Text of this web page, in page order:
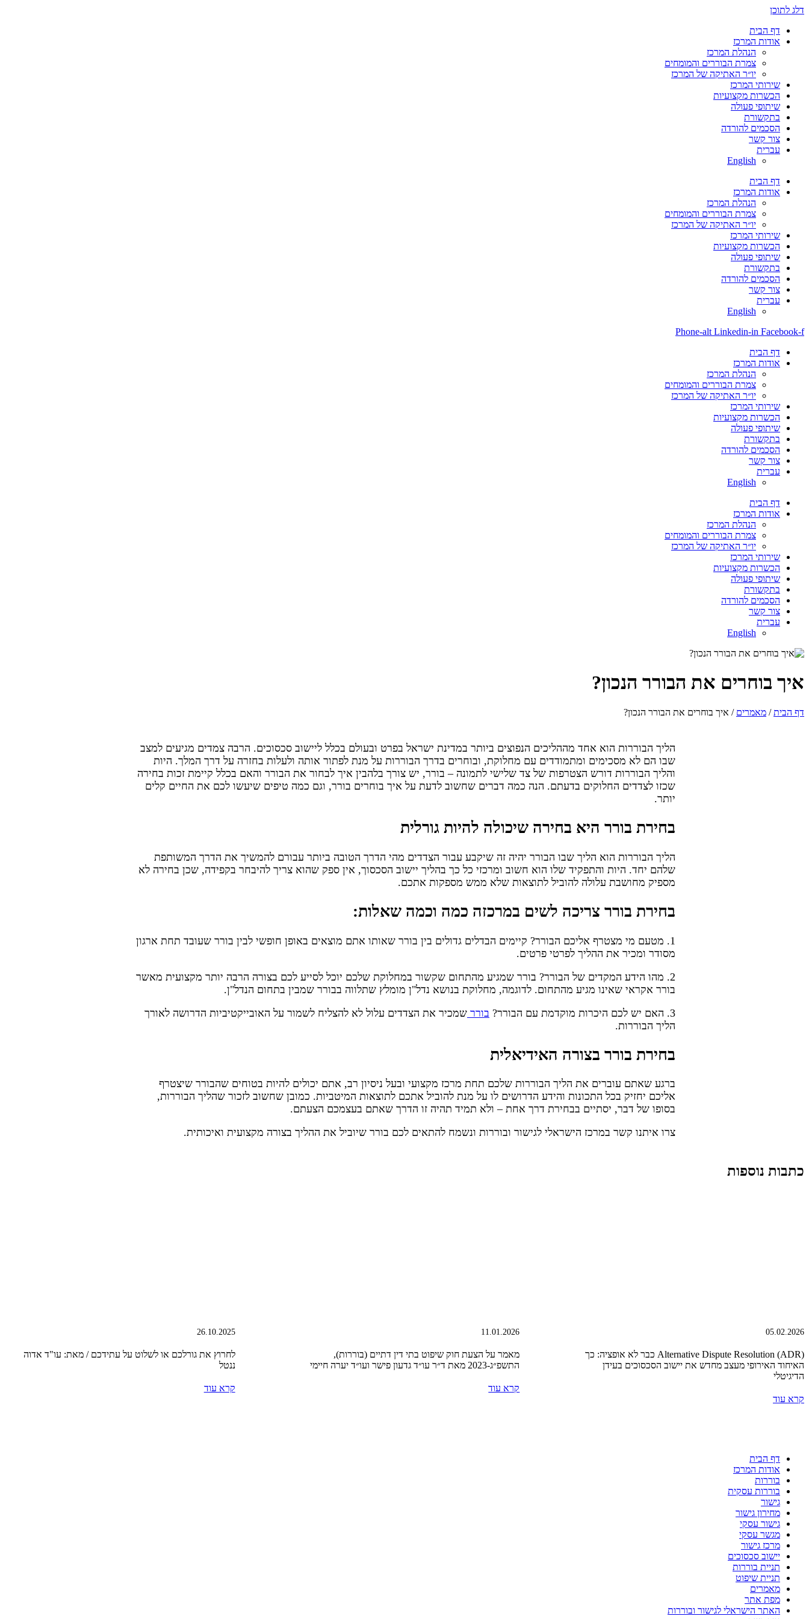
דלג לתוכן
דף הבית
אודות המרכז
הנהלת המרכז
צמרת הבוררים והמומחים
יו״ר האתיקה של המרכז
שירותי המרכז
הכשרות מקצועיות
שיתופי פעולה
בתקשורת
הסכמים להורדה
צור קשר
עברית
English
דף הבית
אודות המרכז
הנהלת המרכז
צמרת הבוררים והמומחים
יו״ר האתיקה של המרכז
שירותי המרכז
הכשרות מקצועיות
שיתופי פעולה
בתקשורת
הסכמים להורדה
צור קשר
עברית
English
Phone-alt Linkedin-in Facebook-f
דף הבית
אודות המרכז
הנהלת המרכז
צמרת הבוררים והמומחים
יו״ר האתיקה של המרכז
שירותי המרכז
הכשרות מקצועיות
שיתופי פעולה
בתקשורת
הסכמים להורדה
צור קשר
עברית
English
דף הבית
אודות המרכז
הנהלת המרכז
צמרת הבוררים והמומחים
יו״ר האתיקה של המרכז
שירותי המרכז
הכשרות מקצועיות
שיתופי פעולה
בתקשורת
הסכמים להורדה
צור קשר
עברית
English
איך בוחרים את הבורר הנכון?
דף הבית/ מאמרים / איך בוחרים את הבורר הנכון?
הליך הבוררות הוא אחד מההליכים הנפוצים ביותר במדינת ישראל בפרט ובעולם בכלל ליישוב סכסוכים. הרבה צמדים מגיעים למצב
שבו הם לא מסכימים ומתמודדים עם מחלוקת, ובוחרים בדרך הבוררות על מנת לפתור אותה ולעלות בחזרה על דרך המלך. היות
והליך הבוררות דורש הצטרפות של צד שלישי לתמונה – בורר, יש צורך בלהבין איך לבחור את הבורר והאם בכלל קיימת זכות בחירה
שכזו לצדדים החלוקים בדעתם. הנה כמה דברים שחשוב לדעת על איך בוחרים בורר, וגם כמה טיפים שיעשו לכם את החיים קלים
יותר.
בחירת בורר היא בחירה שיכולה להיות גורלית
הליך הבוררות הוא הליך שבו הבורר יהיה זה שיקבע עבור הצדדים מהי הדרך הטובה ביותר עבורם להמשיך את הדרך המשותפת
שלהם יחד. היות והתפקיד שלו הוא חשוב ומרכזי כל כך בהליך יישוב הסכסוך, אין ספק שהוא צריך להיבחר בקפידה, שכן בחירה לא
מספיק מחושבת עלולה להוביל לתוצאות שלא ממש מספקות אתכם.
בחירת בורר צריכה לשים במרכזה כמה וכמה שאלות:
1. מטעם מי מצטרף אליכם הבורר? קיימים הבדלים גדולים בין בורר שאותו אתם מוצאים באופן חופשי לבין בורר שעובד תחת ארגון
מסודר ומכיר את ההליך לפרטי פרטים.
2. מהו הידע המקדים של הבורר? בורר שמגיע מהתחום שקשור במחלוקת שלכם יוכל לסייע לכם בצורה הרבה יותר מקצועית מאשר
בורר אקראי שאינו מגיע מהתחום. לדוגמה, מחלוקת בנושא נדל"ן מומלץ שתלווה בבורר שמבין בתחום הנדל"ן.
3. האם יש לכם היכרות מוקדמת עם הבורר?
בורר שמכיר את הצדדים עלול לא להצליח לשמור על האובייקטיביות הדרושה לאורך
הליך הבוררות.
בחירת בורר בצורה האידיאלית
ברגע שאתם עוברים את הליך הבוררות שלכם תחת מרכז מקצועי ובעל ניסיון רב, אתם יכולים להיות בטוחים שהבורר שיצטרף
אליכם יחזיק בכל התכונות והידע הדרושים לו על מנת להוביל אתכם לתוצאות המיטביות. כמובן שחשוב לזכור שהליך הבוררות,
בסופו של דבר, יסתיים בבחירת דרך אחת – ולא תמיד תהיה זו הדרך שאתם בעצמכם הצעתם.
צרו איתנו קשר במרכז הישראלי לגישור ובוררות ונשמח להתאים לכם בורר שיוביל את ההליך בצורה מקצועית ואיכותית.
כתבות נוספות
05.02.2026
Alternative Dispute Resolution (ADR) כבר לא אופציה: כך
האיחוד האירופי מעצב מחדש את יישוב הסכסוכים בעידן
הדיגיטלי
קרא עוד
11.01.2026
מאמר על הצעת חוק שיפוט בתי דין דתיים (בוררות),
התשפ״ג-2023 מאת ד״ר עו״ד גדעון פישר ועו״ד יערה חיימי
קרא עוד
26.10.2025
לחרוץ את גורלכם או לשלוט על עתידכם / מאת: עו"ד אדוה
ננטל
קרא עוד
דף הבית
אודות המרכז
בוררות
בוררות עסקית
גישור
מחירון גישור
גישור עסקי
מגשר עסקי
מרכז גישור
יישוב סכסוכים
תניית בוררות
תניית שיפוט
מאמרים
מפת אתר
האתר הישראלי לגישור ובוררות